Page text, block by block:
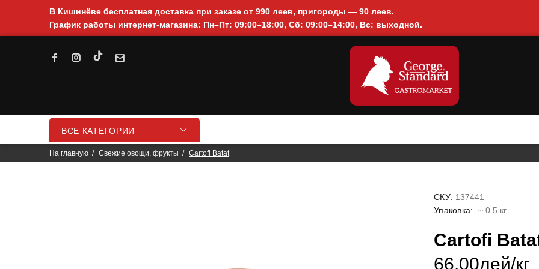
В Кишинёве бесплатная доставка при заказе от 990 леев, пригороды — 90 леев.
График работы интернет-магазина: Пн–Пт: 09:00–18:00, Сб: 09:00–14:00, Вс: выходной.
ВСЕ КАТЕГОРИИ
На главную Свежие овощи, фрукты Cartofi Batat
СКУ: 137441
Упаковка: ~ 0.5 кг
Cartofi
66.00лей/кг